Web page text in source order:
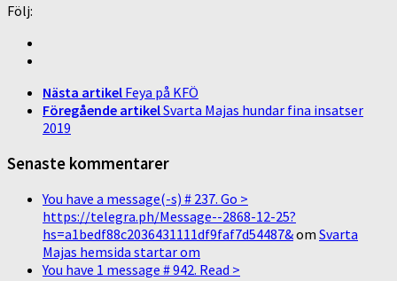
Följ:
Nästa artikel Feya på KFÖ
Föregående artikelSvarta Majas hundar fina insatser
2019
Senaste kommentarer
You have a message(-s) # 237. Go >
https://telegra.ph/Message--2868-12-25?
hs=a1bedf88c2036431111df9faf7d54487&om Svarta
Majas hemsida startar om
You have 1 message # 942. Read >